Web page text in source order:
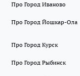
Про Город Иваново
Про Город Йошкар-Ола
Про Город Курск
Про Город Рыбинск